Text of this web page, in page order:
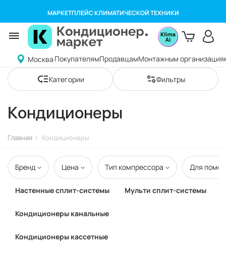
МАРКЕТПЛЕЙС КЛИМАТИЧЕСКОЙ ТЕХНИКИ
Москва ПокупателямПродавцамМонтажным
Категории Фильтры
Кондиционеры
Главная / Кондиционеры
Бренд Цена Тип компрессора Для
Настенные сплит-системы Мульти сплит-системы
Кондиционеры канальные
Кондиционеры кассетные